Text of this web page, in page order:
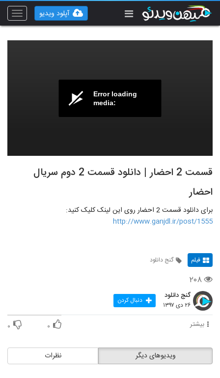
Toggle
آپلود ویدیو
Error loading
media:
قسمت 2 احضار | دانلود قسمت 2 دوم سریال
احضار
برای دانلود قسمت 2 احضار روی این لینک کلیک کنید:
http://www.ganjdl.ir/post/1555
فیلم گنج دانلود
۲۰۸
گنج دانلود
۲۶ دی ۱۳۹۷ دنبال کردن
بیشتر ۰ ۰
نظرات ویدیوهای دیگر